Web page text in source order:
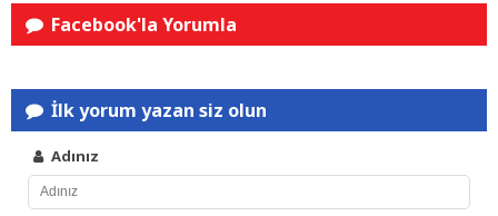
Facebook'la Yorumla
İlk yorum yazan siz olun
Adınız